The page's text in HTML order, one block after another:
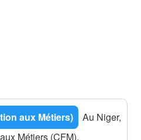
aux Métiers)
Au Niger,
Métiers (CFM),